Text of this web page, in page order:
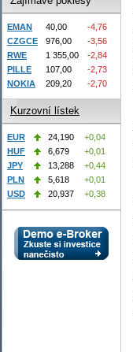
EMAN 40,00
-4,76
CZGCE
976,00
-3,56
RWE
1 355,00
-2,84
PILLE
107,00
-2,73
NOKIA
209,20 -2,70
Kurzovní lístek
EUR 24,190
+0,04
HUF
6,679
+0,01
JPY
13,288
+0,44
PLN
5,618
+0,01
USD
20,937 +0,38